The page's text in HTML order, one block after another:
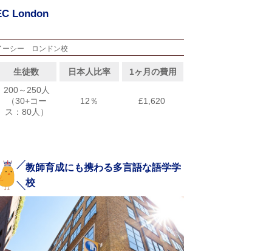
London
ーシー ロンドン校
生徒数 日本人比率
1ヶ月の費用
200～250人
（30+コー
ス：80人）
12％ £1,620
教師育成にも携わる多言語な語学学
校